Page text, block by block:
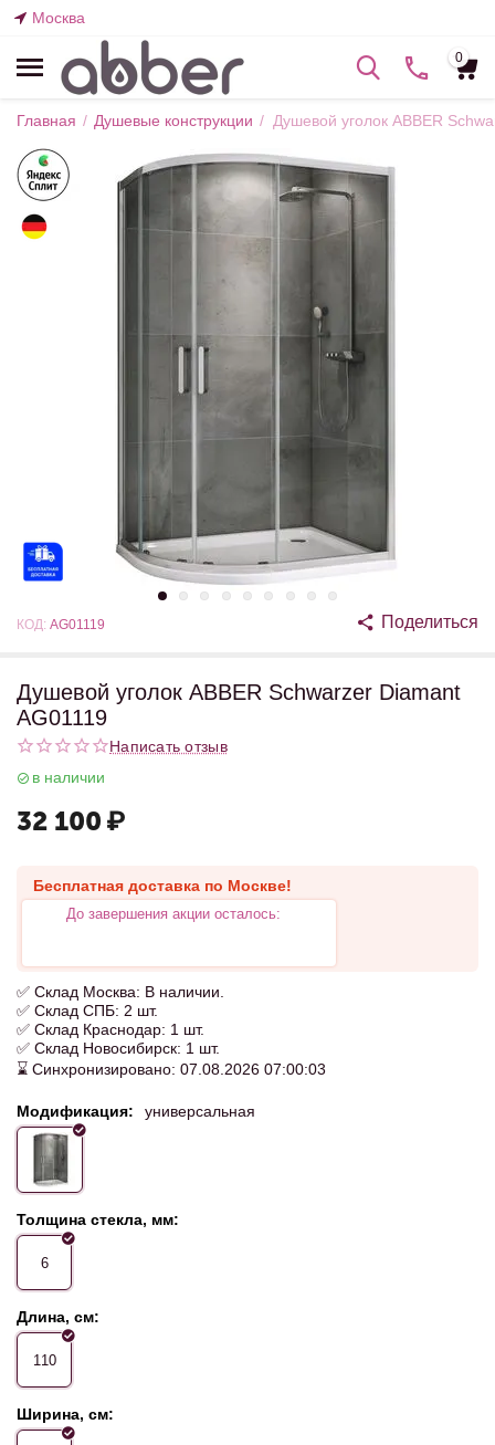
Москва
0
Главная / Душевые конструкции / Душевой уголок ABBER
КОД: AG01119 Поделиться
Душевой уголок ABBER Schwarzer Diamant
AG01119
Написать отзыв
в наличии
32 100 ₽
Бесплатная доставка по Москве!
До завершения акции осталось:
✅ Склад Москва: В наличии.
✅ Склад СПБ: 2 шт.
✅ Склад Краснодар: 1 шт.
✅ Склад Новосибирск: 1 шт.
⌛ Синхронизировано: 07.08.2026 07:00:03
Модификация: универсальная
Толщина стекла, мм:
6
Длина, см:
110
Ширина, см: